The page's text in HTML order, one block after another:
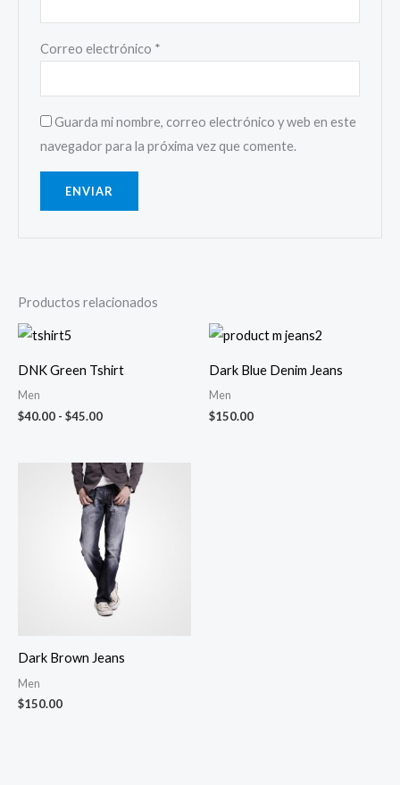
Correo electrónico *
Guarda mi nombre, correo electrónico y web en este
navegador para la próxima vez que comente.
Productos relacionados
DNK Green Tshirt
Men
$40.00 - $45.00
desde
$45.00
Dark Blue Denim Jeans
Men
$150.00
Dark Brown Jeans
Men
$150.00